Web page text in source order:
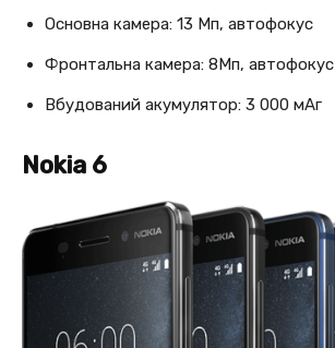
Основна камера: 13 Мп, автофокус
Фронтальна камера: 8Мп, автофокус
Вбудований акумулятор: 3 000 мАг
Nokia 6